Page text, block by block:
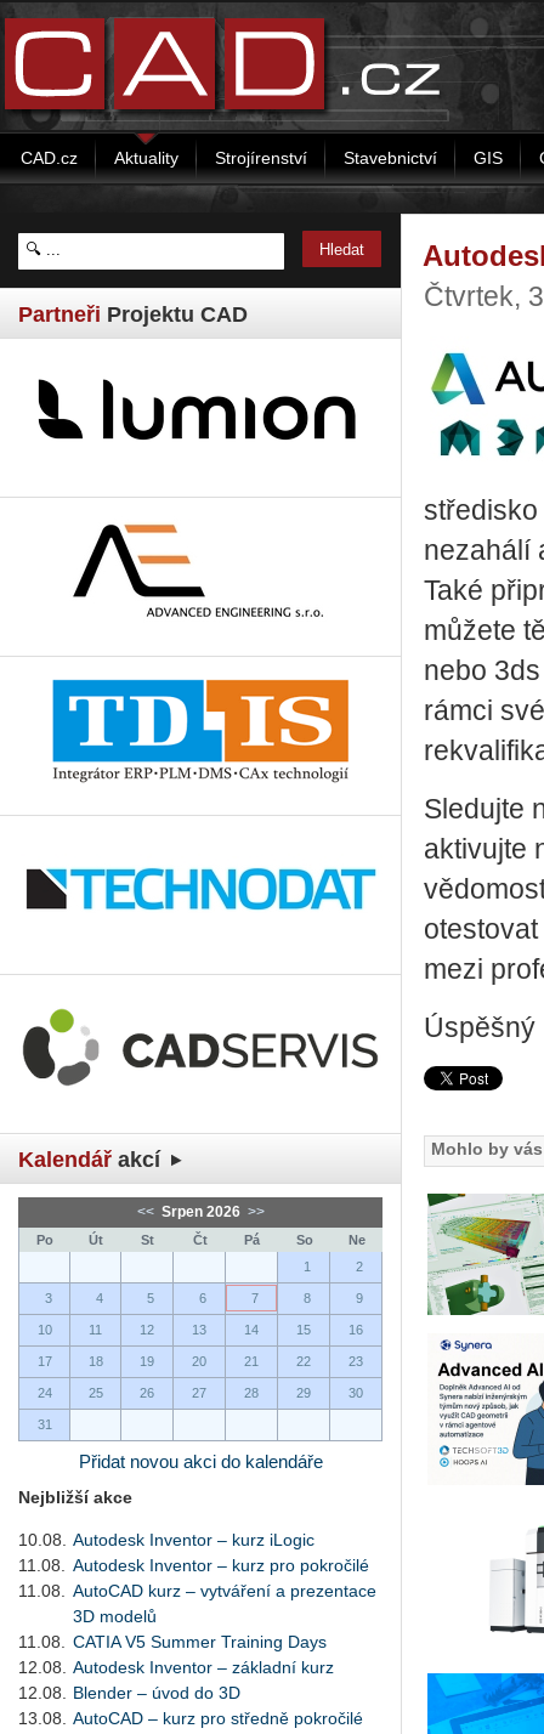
CAD.cz Aktuality Strojírenství Stavebnictví GIS
Partneři Projektu CAD
Kalendář akcí
<< Srpen 2026 >>
Po Út St Čt Pá So
Ne
1
2
3 4 5 6 7 8 9
10 11 12 13 14 15 16
17 18 19 20 21 22 23
24 25 26 27 28 29 30
31
Přidat novou akci do kalendáře
Nejbližší akce
10.08.
Autodesk Inventor – kurz iLogic
11.08.
Autodesk Inventor – kurz pro pokročilé
11.08.
AutoCAD kurz – vytváření a prezentace
3D modelů
11.08.
CATIA V5 Summer Training Days
12.08.
Autodesk Inventor – základní kurz
12.08.
Blender – úvod do 3D
13.08.
AutoCAD – kurz pro středně pokročilé
Čtvrtek,
nezahálí
Také
můžete
nebo
rámci
Sledujte
aktivujte
mezi
Úspěšný
Mohlo by